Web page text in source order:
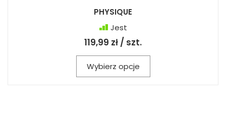
PHYSIQUE
Jest
119,99 zł / szt.
Wybierz opcje